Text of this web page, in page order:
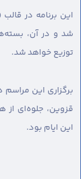
این برنامه در
شد و در آن،
توزیع خواهد شد.
برگزاری این
قزوین، جلوه‌ای
این ایام بود.